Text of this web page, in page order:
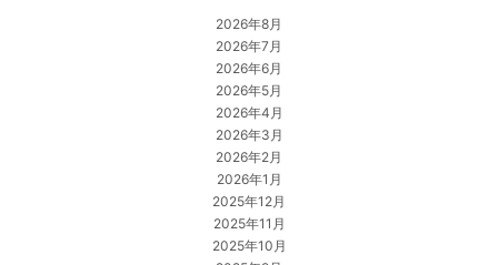
2026年8月
2026年7月
2026年6月
2026年5月
2026年4月
2026年3月
2026年2月
2026年1月
2025年12月
2025年11月
2025年10月